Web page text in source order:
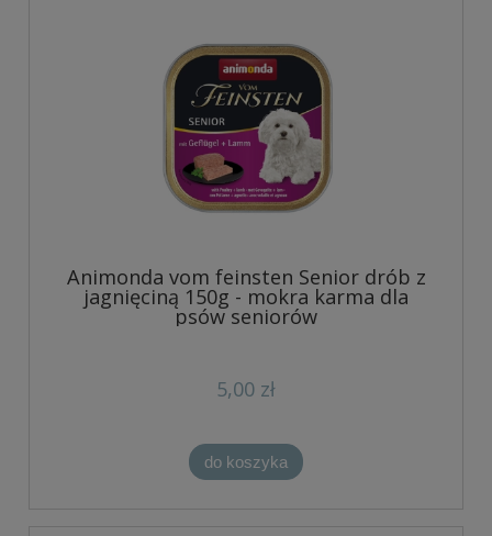
Animonda vom feinsten Senior drób z
jagnięciną 150g - mokra karma dla
psów seniorów
5,00 zł
do koszyka